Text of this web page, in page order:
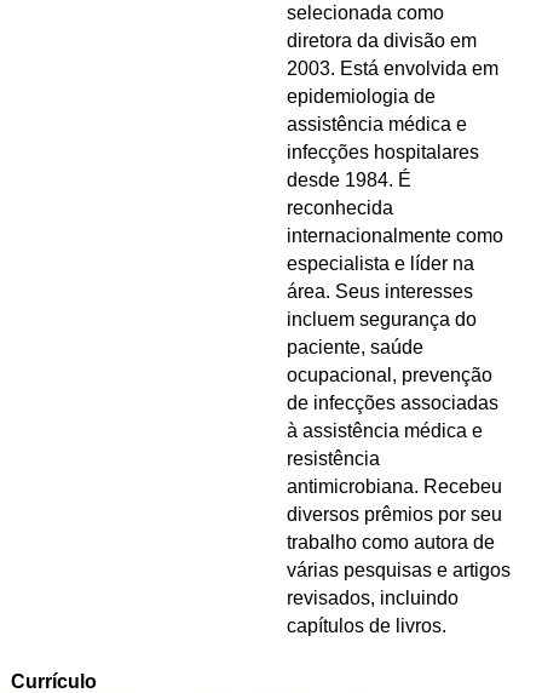
selecionada como
diretora da divisão em
2003. Está envolvida em
epidemiologia de
assistência médica e
infecções hospitalares
desde 1984. É
reconhecida
internacionalmente como
especialista e líder na
área. Seus interesses
incluem segurança do
paciente, saúde
ocupacional, prevenção
de infecções associadas
à assistência médica e
resistência
antimicrobiana. Recebeu
diversos prêmios por seu
trabalho como autora de
várias pesquisas e artigos
revisados, incluindo
capítulos de livros.
Currículo